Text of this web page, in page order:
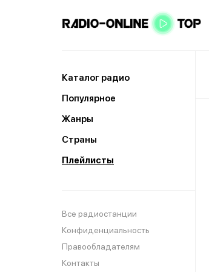
Каталог радио
Популярное
Жанры
Страны
Плейлисты
Все радиостанции
Конфиденциальность
Правообладателям
Контакты